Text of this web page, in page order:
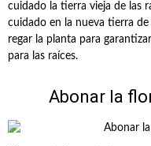
cuidado la tierra vieja de las
cuidado en la nueva tierra
regar la planta para
para las raíces.
Abonar la